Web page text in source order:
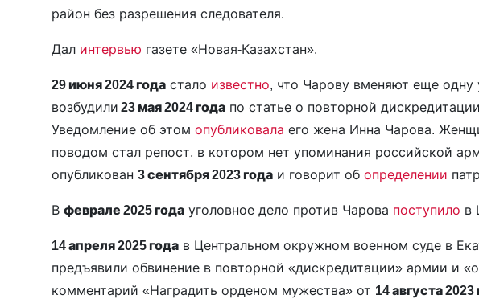
район без разрешения следователя.
Дал интервью газете «Новая-Казахстан».
29 июня 2024 года стало известно, что Чарову вменяют еще
возбудили 23 мая 2024 года по статье о повторной
Уведомление об этом опубликовала его жена Инна Чарова.
поводом стал репост, в котором нет упоминания российской
опубликован 3 сентября 2023 года и говорит об определении
В феврале 2025 года уголовное дело против Чарова поступило в
14 апреля 2025 года в Центральном окружном военном суде в
предъявили обвинение в повторной «дискредитации» армии и
комментарий «Наградить орденом мужества» от 14 августа 2023